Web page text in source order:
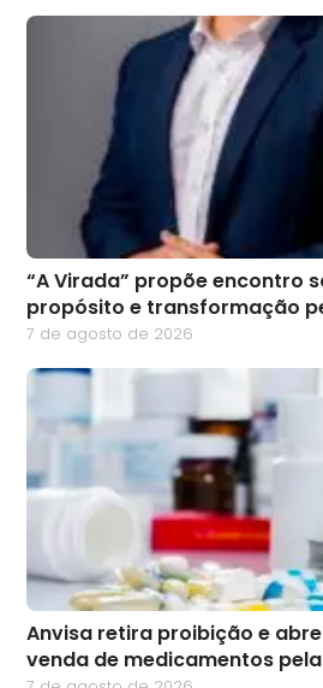
“A Virada” propõe encontro
propósito e transformação
7 de agosto de 2026
Anvisa retira proibição e
venda de medicamentos